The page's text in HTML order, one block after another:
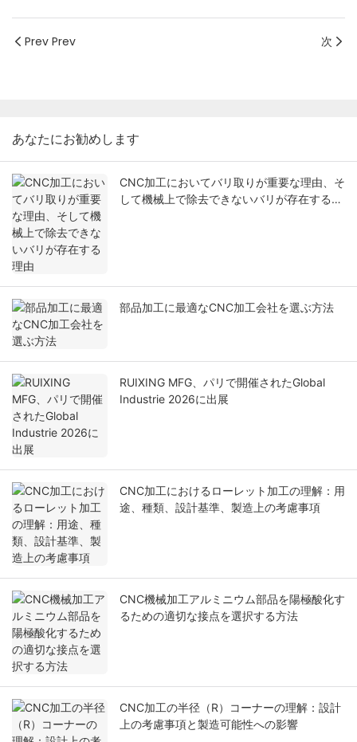
Prev Prev 次
あなたにお勧めします
CNC加工においてバリ取りが重要な理由、そ
して機械上で除去できないバリが存在する理
部品加工に最適なCNC加工会社を選ぶ方法
RUIXING MFG、パリで開催されたGlobal
Industrie 2026に出展
CNC加工におけるローレット加工の理解：用
途、種類、設計基準、製造上の考慮事項
CNC機械加工アルミニウム部品を陽極酸化す
るための適切な接点を選択する方法
CNC加工の半径（R）コーナーの理解：設計
上の考慮事項と製造可能性への影響